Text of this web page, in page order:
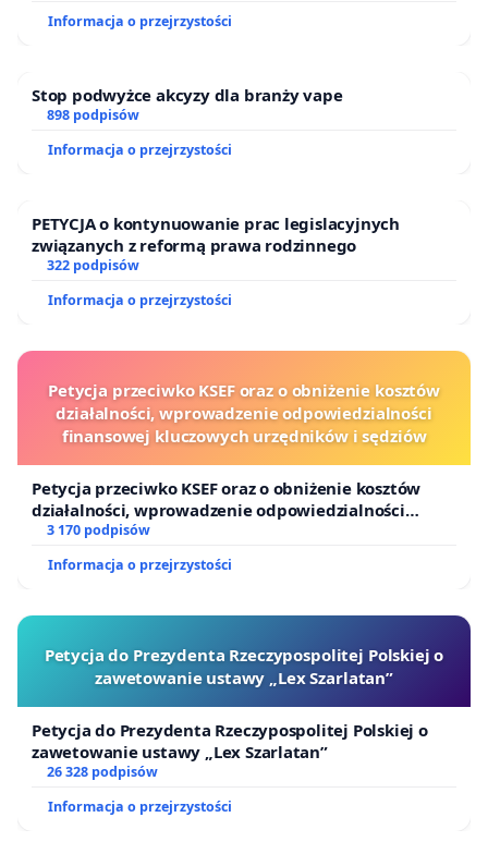
Informacja o przejrzystości
Stop podwyżce akcyzy dla branży vape
898 podpisów
Informacja o przejrzystości
PETYCJA o kontynuowanie prac legislacyjnych
związanych z reformą prawa rodzinnego
322 podpisów
Informacja o przejrzystości
Petycja przeciwko KSEF oraz o obniżenie kosztów
działalności, wprowadzenie odpowiedzialności
finansowej kluczowych urzędników i sędziów
Petycja przeciwko KSEF oraz o obniżenie kosztów
działalności, wprowadzenie odpowiedzialności
finansowej kluczowych urzędników i sędziów
3 170 podpisów
Informacja o przejrzystości
Petycja do Prezydenta Rzeczypospolitej Polskiej o
zawetowanie ustawy „Lex Szarlatan”
Petycja do Prezydenta Rzeczypospolitej Polskiej o
zawetowanie ustawy „Lex Szarlatan”
26 328 podpisów
Informacja o przejrzystości